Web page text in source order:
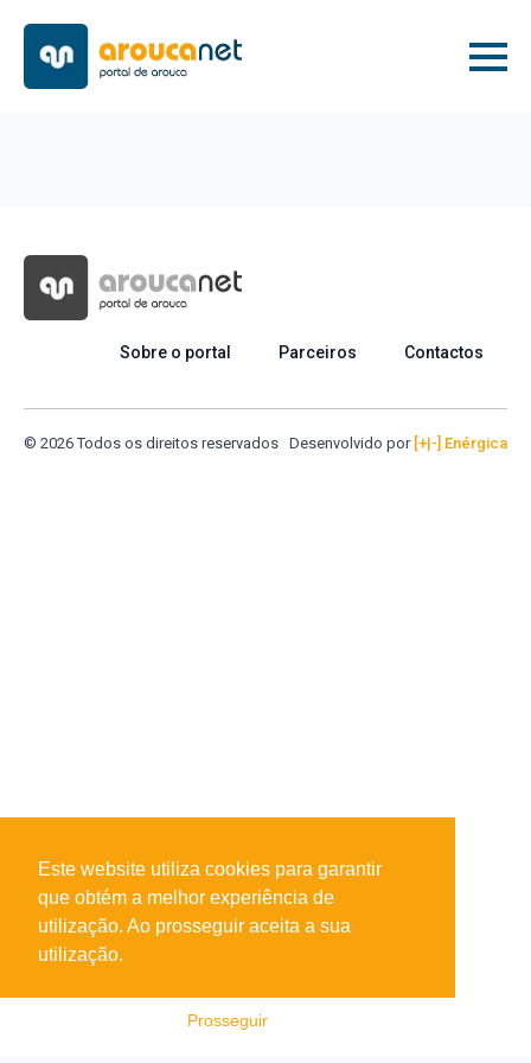
Sobre o portal Parceiros Contactos
© 2026 Todos os direitos reservados Desenvolvido por [+|-] Enérgica
Este website utiliza cookies para garantir
que obtém a melhor experiência de
utilização. Ao prosseguir aceita a sua
utilização.
Prosseguir